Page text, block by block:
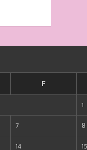
F
1
7 8
14 15